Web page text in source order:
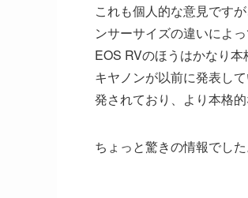
これも個人的な意見です
ンサーサイズの違いによ
EOS RVのほうはかなり
キヤノンが以前に発表し
発されており、より本格
ちょっと驚きの情報でし